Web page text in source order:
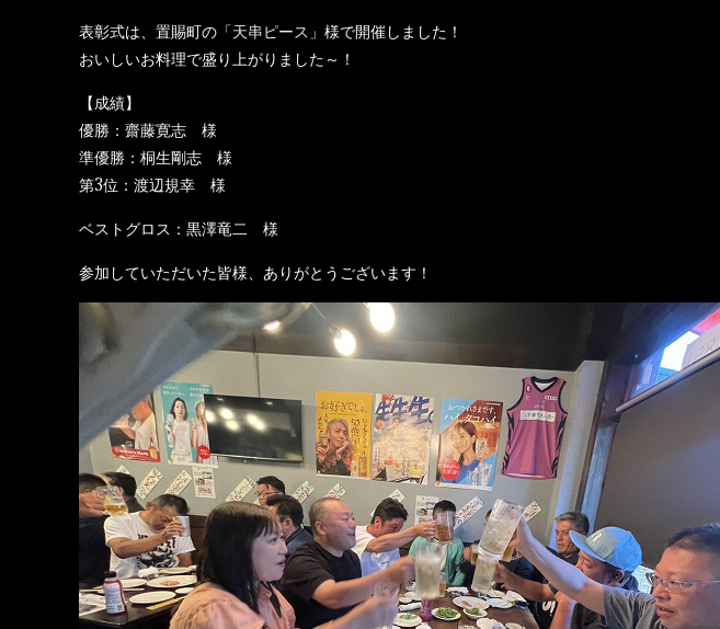
表彰式は、置賜町の「天串ピース 」様で開催しました！
おいしいお料理で盛り上がりました～！
【成績】
優勝：齋藤寛志 様
準優勝：桐生剛志 様
第3位：渡辺規幸 様
ベストグロス：黒澤竜二 様
参加していただいた皆様、ありがとうございます！